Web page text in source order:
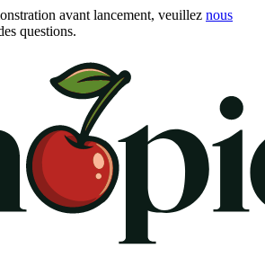
avant lancement, veuillez nous
questions.